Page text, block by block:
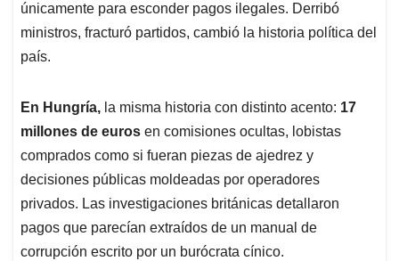
únicamente para esconder pagos ilegales. Derribó
ministros, fracturó partidos, cambió la historia política del
país.
En Hungría, la misma historia con distinto acento: 17
millones de euros en comisiones ocultas, lobistas
comprados como si fueran piezas de ajedrez y
decisiones públicas moldeadas por operadores
privados. Las investigaciones británicas detallaron
pagos que parecían extraídos de un manual de
corrupción escrito por un burócrata cínico.